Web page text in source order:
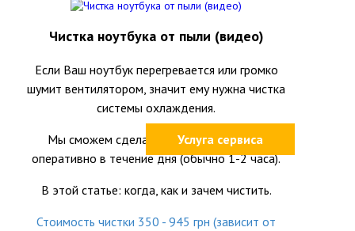
Услуга сервиса
Чистка ноутбука от пыли (видео)
Если Ваш ноутбук перегревается или громко
шумит вентилятором, значит ему нужна чистка
системы охлаждения.
Мы сможем сделать это качественно и
оперативно в течение дня (обычно 1-2 часа).
В этой статье: когда, как и зачем чистить.
Стоимость чистки 350 - 945 грн (зависит от